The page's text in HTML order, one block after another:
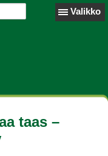
Valikko
taas –